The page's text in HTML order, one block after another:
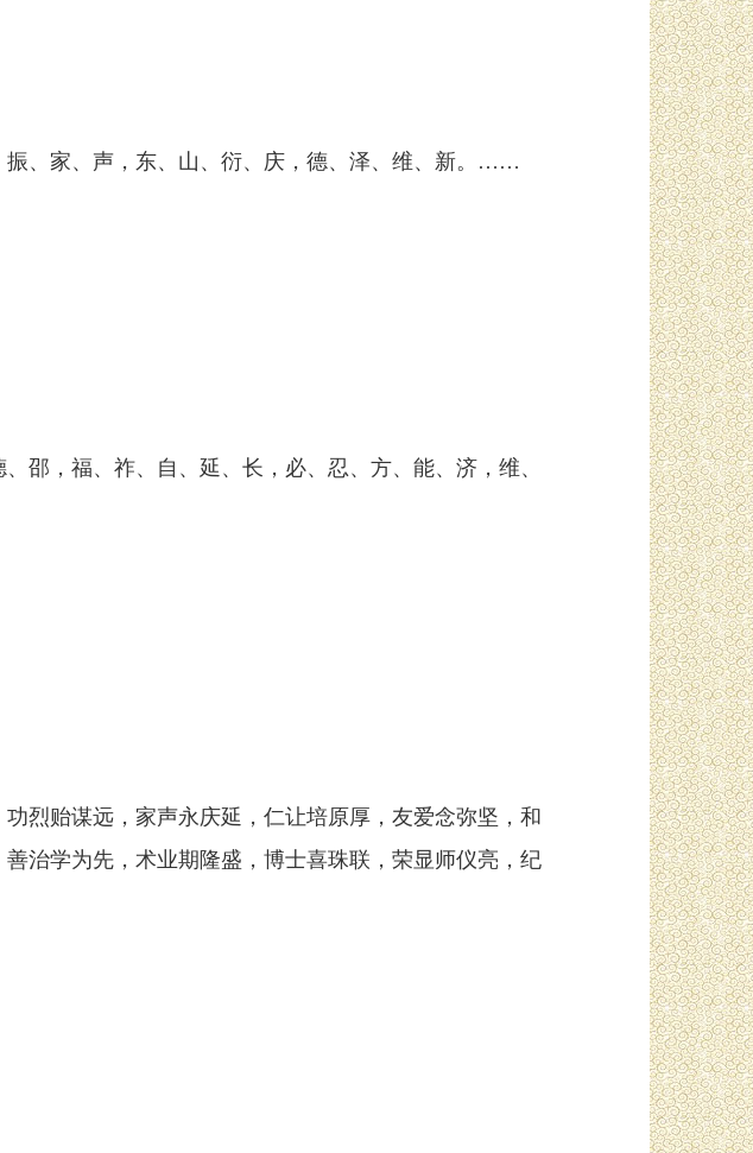
振、家、声，东、山、衍、庆，德、泽、维、新。……
，福、祚、自、延、长，必、忍、方、能、济，维、
烈贻谋远，家声永庆延，仁让培原厚，友爱念弥坚，和
治学为先，术业期隆盛，博士喜珠联，荣显师仪亮，纪